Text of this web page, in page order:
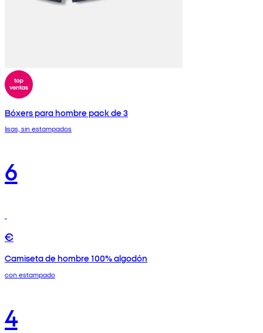
Bóxers para hombre pack de 3
lisas, sin estampados
6
€
Camiseta de hombre 100% algodón
con estampado
4